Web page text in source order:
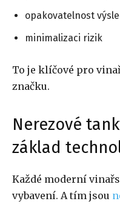
opakovatelnost
minimalizaci rizik
To je klíčové pro
značku.
Nerezové
základ
Každé moderní
vybavení. A tím jsou